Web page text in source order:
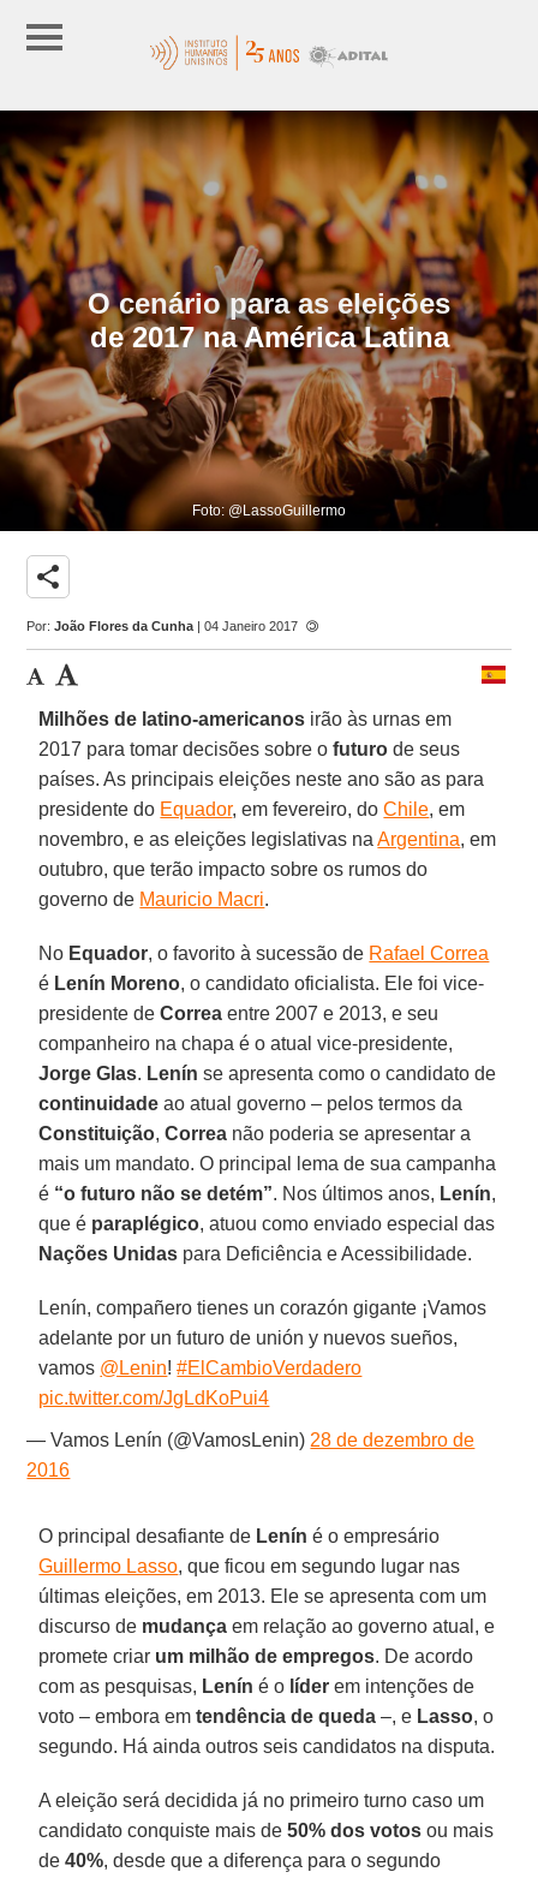
O cenário para as eleições
de 2017 na América Latina
Foto: @LassoGuillermo
share
Por:João Flores da Cunha | 04 Janeiro 2017
Milhões de latino-americanos irão às urnas em
2017 para tomar decisões sobre ofuturo de seus
países. As principais eleições neste ano são as para
presidente do Equador, em fevereiro, doChile, em
novembro, e as eleições legislativas naArgentina, em
outubro, que terão impacto sobre os rumos do
governo de Mauricio Macri.
No Equador, o favorito à sucessão de Rafael Correa
é Lenín Moreno, o candidato oficialista. Ele foi vice-
presidente deCorrea entre 2007 e 2013, e seu
companheiro na chapa é o atual vice-presidente,
Jorge Glas. Lenín se apresenta como o candidato de
continuidade ao atual governo – pelos termos da
Constituição,Correa não poderia se apresentar a
mais um mandato. O principal lema de sua campanha
é “o futuro não se detém”. Nos últimos anos, Lenín,
que é paraplégico, atuou como enviado especial das
Nações Unidas para Deficiência e Acessibilidade.
Lenín, compañero tienes un corazón gigante ¡Vamos
adelante por un futuro de unión y nuevos sueños,
vamos @Lenin!#ElCambioVerdadero
pic.twitter.com/JgLdKoPui4
— Vamos Lenín (@VamosLenin) 28 de dezembro de
2016
O principal desafiante de Lenín é o empresário
Guillermo Lasso, que ficou em segundo lugar nas
últimas eleições, em 2013. Ele se apresenta com um
discurso de mudança em relação ao governo atual, e
promete criar um milhão de empregos. De acordo
com as pesquisas, Lenín é o líder em intenções de
voto – embora emtendência de queda –, e Lasso, o
segundo. Há ainda outros seis candidatos na disputa.
A eleição será decidida já no primeiro turno caso um
candidato conquiste mais de50% dos votos ou mais
de40%, desde que a diferença para o segundo